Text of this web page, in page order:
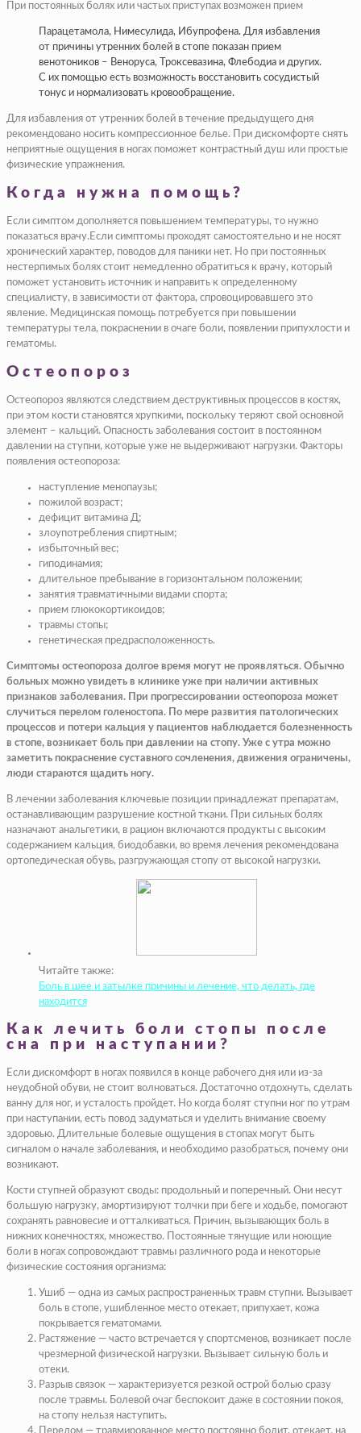
При постоянных болях или частых приступах возможен прием
Парацетамола, Нимесулида, Ибупрофена. Для избавления
от причины утренних болей в стопе показан прием
венотоников – Веноруса, Троксевазина, Флебодиа и других.
С их помощью есть возможность восстановить сосудистый
тонус и нормализовать кровообращение.
Для избавления от утренних болей в течение предыдущего дня
рекомендовано носить компрессионное белье. При дискомфорте снять
неприятные ощущения в ногах поможет контрастный душ или простые
физические упражнения.
Когда нужна помощь?
Если симптом дополняется повышением температуры, то нужно
показаться врачу.Если симптомы проходят самостоятельно и не носят
хронический характер, поводов для паники нет. Но при постоянных
нестерпимых болях стоит немедленно обратиться к врачу, который
поможет установить источник и направить к определенному
специалисту, в зависимости от фактора, спровоцировавшего это
явление. Медицинская помощь потребуется при повышении
температуры тела, покраснении в очаге боли, появлении припухлости и
гематомы.
Остеопороз
Остеопороз являются следствием деструктивных процессов в костях,
при этом кости становятся хрупкими, поскольку теряют свой основной
элемент – кальций. Опасность заболевания состоит в постоянном
давлении на ступни, которые уже не выдерживают нагрузки. Факторы
появления остеопороза:
наступление менопаузы;
пожилой возраст;
дефицит витамина Д;
злоупотребления спиртным;
избыточный вес;
гиподинамия;
длительное пребывание в горизонтальном положении;
занятия травматичными видами спорта;
прием глюкокортикоидов;
травмы стопы;
генетическая предрасположенность.
Симптомы остеопороза долгое время могут не проявляться. Обычно
больных можно увидеть в клинике уже при наличии активных
признаков заболевания. При прогрессировании остеопороза может
случиться перелом голеностопа. По мере развития патологических
процессов и потери кальция у пациентов наблюдается болезненность
в стопе, возникает боль при давлении на стопу. Уже с утра можно
заметить покраснение суставного сочленения, движения ограничены,
люди стараются щадить ногу.
В лечении заболевания ключевые позиции принадлежат препаратам,
останавливающим разрушение костной ткани. При сильных болях
назначают анальгетики, в рацион включаются продукты с высоким
содержанием кальция, биодобавки, во время лечения рекомендована
ортопедическая обувь, разгружающая стопу от высокой нагрузки.
Читайте также:
Боль в шее и затылке причины и лечение, что делать, где
находится
Как лечить боли стопы после
сна при наступании?
Если дискомфорт в ногах появился в конце рабочего дня или из-за
неудобной обуви, не стоит волноваться. Достаточно отдохнуть, сделать
ванну для ног, и усталость пройдет. Но когда болят ступни ног по утрам
при наступании, есть повод задуматься и уделить внимание своему
здоровью. Длительные болевые ощущения в стопах могут быть
сигналом о начале заболевания, и необходимо разобраться, почему они
возникают.
Кости ступней образуют своды: продольный и поперечный. Они несут
большую нагрузку, амортизируют толчки при беге и ходьбе, помогают
сохранять равновесие и отталкиваться. Причин, вызывающих боль в
нижних конечностях, множество. Постоянные тянущие или ноющие
боли в ногах сопровождают травмы различного рода и некоторые
физические состояния организма:
Ушиб — одна из самых распространенных травм ступни. Вызывает
боль в стопе, ушибленное место отекает, припухает, кожа
покрывается гематомами.
Растяжение — часто встречается у спортсменов, возникает после
чрезмерной физической нагрузки. Вызывает сильную боль и
отеки.
Разрыв связок — характеризуется резкой острой болью сразу
после травмы. Болевой очаг беспокоит даже в состоянии покоя,
на стопу нельзя наступить.